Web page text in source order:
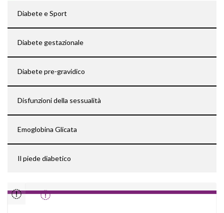
Diabete e Sport
Diabete gestazionale
Diabete pre-gravidico
Disfunzioni della sessualità
Emoglobina Glicata
Il piede diabetico